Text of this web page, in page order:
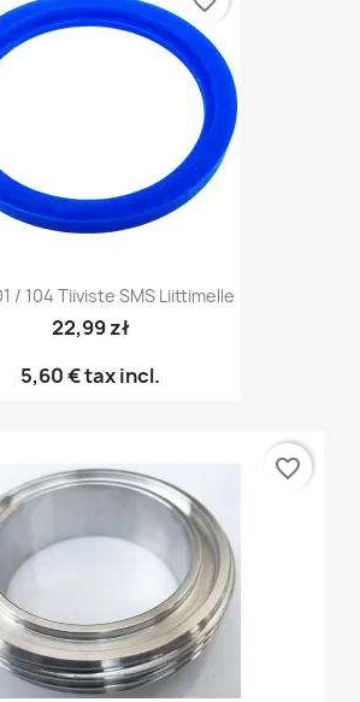
/ 104 Tiiviste SMS Liittimelle
22,99 zł
5,60 €tax incl.
favorite_border